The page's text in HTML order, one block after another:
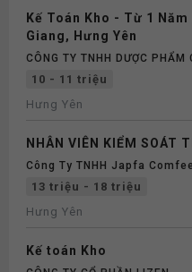
Kế Toán Kho - Từ 1
Giang, Hưng Yên
CÔNG TY TNHH DƯỢC PHẨM
10 - 11 triệu
Hưng Yên
NHÂN VIÊN KIỂM SOÁT
Công Ty TNHH Japfa
13 triệu - 18 triệu
Hưng Yên
Kế toán Kho